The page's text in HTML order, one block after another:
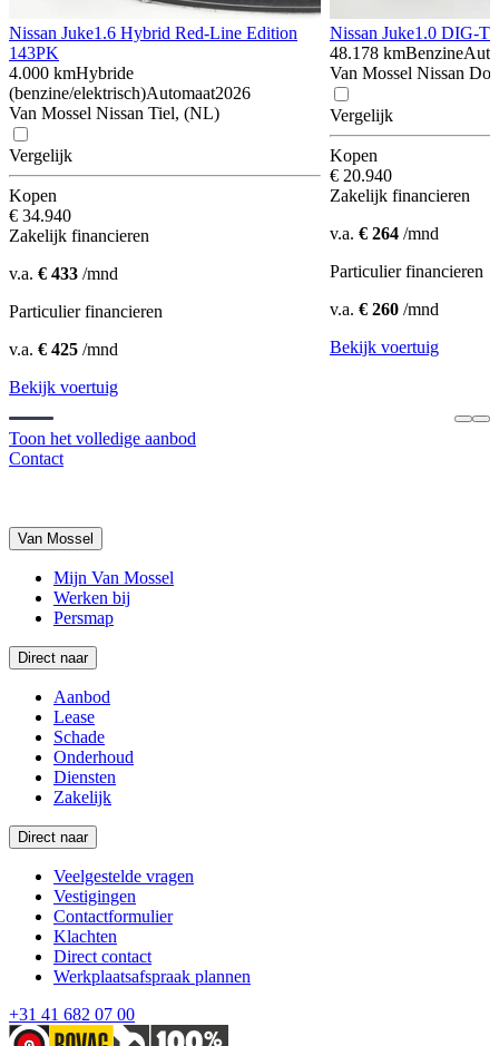
Nissan Juke1.6 Hybrid Red-Line Edition
143PK
4.000 kmHybride
(benzine/elektrisch)Automaat2026
Van Mossel Nissan Tiel, (NL)
Vergelijk
Kopen
€ 34.940
Zakelijk financieren
v.a. € 433 /mnd
Particulier financieren
v.a. € 425 /mnd
Bekijk voertuig
Nissan Juke1.0 DIG-T
48.178 kmBenzine
Van Mossel Nissan
Vergelijk
Kopen
€ 20.940
Zakelijk financieren
v.a. € 264 /mnd
Particulier financieren
v.a. € 260 /mnd
Bekijk voertuig
Toon het volledige aanbod
Contact
Van Mossel
Mijn Van Mossel
Werken bij
Persmap
Direct naar
Aanbod
Lease
Schade
Onderhoud
Diensten
Zakelijk
Direct naar
Veelgestelde vragen
Vestigingen
Contactformulier
Klachten
Direct contact
Werkplaatsafspraak plannen
+31 41 682 07 00